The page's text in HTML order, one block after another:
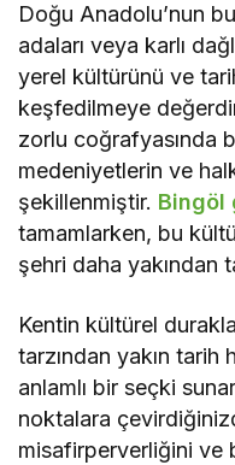
Doğu Anadolu’nun
adaları veya karlı
yerel kültürünü ve
keşfedilmeye
zorlu coğrafyasında
medeniyetlerin ve
şekillenmiştir. Bingöl
tamamlarken, bu
şehri daha yakından
Kentin kültürel
tarzından yakın tarih
anlamlı bir seçki
noktalara
misafirperverliğini ve